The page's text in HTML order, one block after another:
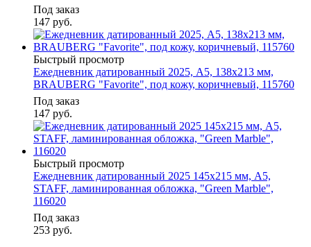
Под заказ
147 руб.
Быстрый просмотр
Ежедневник датированный 2025, А5, 138x213 мм,
BRAUBERG "Favorite", под кожу, коричневый, 115760
Под заказ
147 руб.
Быстрый просмотр
Ежедневник датированный 2025 145х215 мм, А5,
STAFF, ламинированная обложка, "Green Marble",
116020
Под заказ
253 руб.